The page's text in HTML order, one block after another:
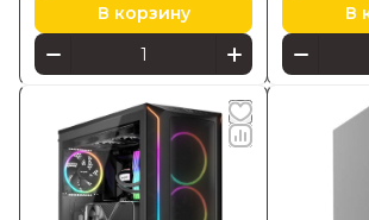
В корзину В